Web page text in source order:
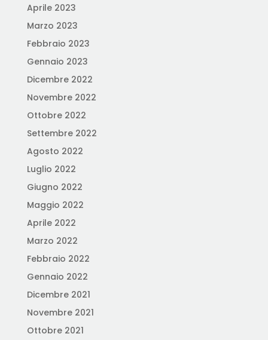
Aprile 2023
Marzo 2023
Febbraio 2023
Gennaio 2023
Dicembre 2022
Novembre 2022
Ottobre 2022
Settembre 2022
Agosto 2022
Luglio 2022
Giugno 2022
Maggio 2022
Aprile 2022
Marzo 2022
Febbraio 2022
Gennaio 2022
Dicembre 2021
Novembre 2021
Ottobre 2021